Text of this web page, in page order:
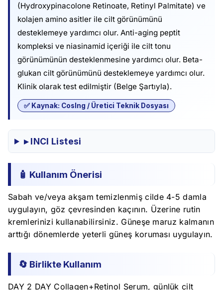
(Hydroxypinacolone Retinoate, Retinyl Palmitate) ve
kolajen amino asitler ile cilt görünümünü
desteklemeye yardımcı olur. Anti-aging peptit
kompleksi ve niasinamid içeriği ile cilt tonu
görünümünün desteklenmesine yardımcı olur. Beta-
glukan cilt görünümünü desteklemeye yardımcı olur.
Klinik olarak test edilmiştir (Belge Şartıyla).
✅ Kaynak: CosIng / Üretici Teknik Dosyası
▸ INCI Listesi
🧴 Kullanım Önerisi
Sabah ve/veya akşam temizlenmiş cilde 4-5 damla
uygulayın, göz çevresinden kaçının. Üzerine rutin
kremlerinizi kullanabilirsiniz. Güneşe maruz kalmanın
arttığı dönemlerde yeterli güneş koruması uygulayın.
🔄 Birlikte Kullanım
DAY 2 DAY Collagen+Retinol Serum, günlük cilt